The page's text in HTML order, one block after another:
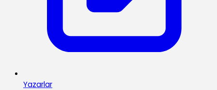
Yazarlar